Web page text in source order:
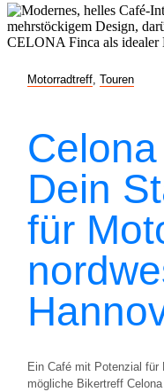
Motorradtreff Touren
Dein
für
Ein Café mit Potenzial für
mögliche Bikertreff